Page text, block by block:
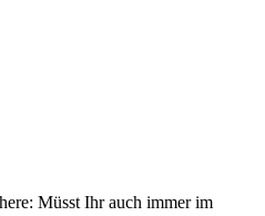
Müsst Ihr auch immer im